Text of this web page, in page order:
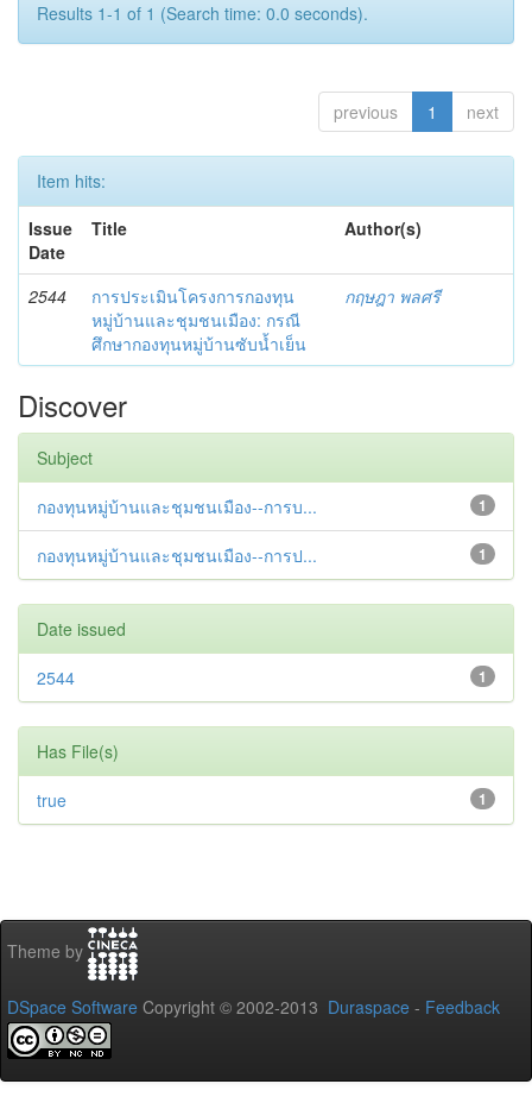
Results 1-1 of 1 (Search time: 0.0 seconds).
previous 1 next
Item hits:
Issue
Date
Title Author(s)
2544
การประเมินโครงการกองทุน
หมู่บ้านและชุมชนเมือง: กรณี
ศึกษากองทุนหมู่บ้านซับน้ำเย็น
กฤษฎา พลศรี
Discover
Subject
1
กองทุนหมู่บ้านและชุมชนเมือง--การบ...
1
กองทุนหมู่บ้านและชุมชนเมือง--การป...
Date issued
1
2544
Has File(s)
1
true
Theme by
DSpace Software Copyright © 2002-2013 Duraspace - Feedback